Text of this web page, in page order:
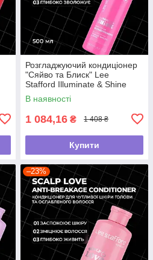
Розгладжуючий кондиціонер
"Сяйво та Блиск" Lee
Stafford Illuminate & Shine
Smoothing Conditioner, 500
мл
В наявності
1 084,16 ₴ 1 408 ₴
Купити
–23%